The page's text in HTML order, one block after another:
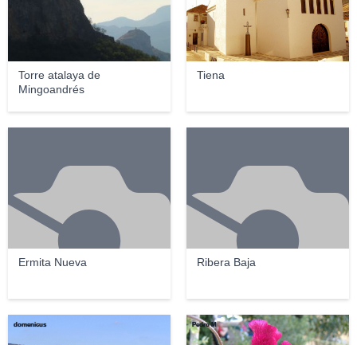
Torre atalaya de
Mingoandrés
Tiena
Ermita Nueva Ribera Baja
domenicus Pedro M